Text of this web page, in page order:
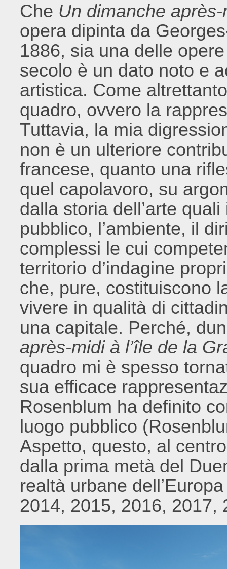
Che Un dimanche
opera dipinta da
1886, sia una delle
secolo è un dato noto e
artistica. Come
quadro, ovvero la
Tuttavia, la mia
non è un ulteriore
francese, quanto una
quel capolavoro, su
dalla storia dell’arte
pubblico, l’ambiente, il
complessi le cui
territorio d’indagine
che, pure, costituiscono
vivere in qualità di
una capitale. Perché,
après-midi à l’île de la
quadro mi è spesso
sua efficace
Rosenblum ha definito
luogo pubblico
Aspetto, questo, al
dalla prima metà del
realtà urbane
2014, 2015, 2016, 2017,